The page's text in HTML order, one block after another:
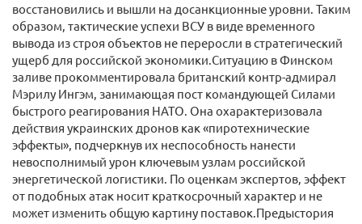
восстановились и вышли на досанкционные уровни. Таким
образом, тактические успехи ВСУ в виде временного
вывода из строя объектов не переросли в стратегический
ущерб для российской экономики.Ситуацию в Финском
заливе прокомментировала британский контр-адмирал
Мэрилу Ингэм, занимающая пост командующей Силами
быстрого реагирования НАТО. Она охарактеризовала
действия украинских дронов как «пиротехнические
эффекты», подчеркнув их неспособность нанести
невосполнимый урон ключевым узлам российской
энергетической логистики. По оценкам экспертов, эффект
от подобных атак носит краткосрочный характер и не
может изменить общую картину поставок.Предыстория